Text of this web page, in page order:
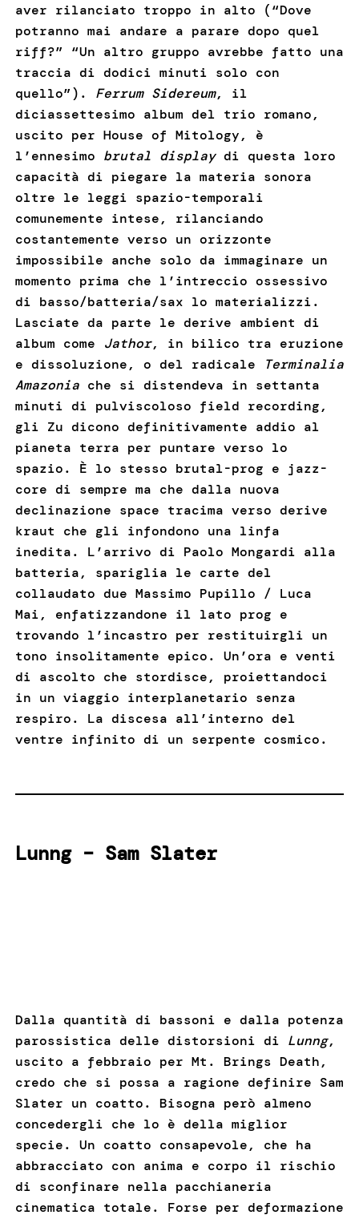
aver rilanciato troppo in alto (“Dove
potranno mai andare a parare dopo quel
riff?” “Un altro gruppo avrebbe fatto una
traccia di dodici minuti solo con
quello”). Ferrum Sidereum, il
diciassettesimo album del trio romano,
uscito per House of Mitology, è
l’ennesimo brutal display di questa loro
capacità di piegare la materia sonora
oltre le leggi spazio-temporali
comunemente intese, rilanciando
costantemente verso un orizzonte
impossibile anche solo da immaginare un
momento prima che l’intreccio ossessivo
di basso/batteria/sax lo materializzi.
Lasciate da parte le derive ambient di
album come
Jathor, in bilico tra eruzione
e dissoluzione, o del radicale
Terminalia
Amazoniache si distendeva in settanta
minuti di pulviscoloso field recording,
gli Zu dicono definitivamente addio al
pianeta terra per puntare verso lo
spazio. È lo stesso brutal-prog e jazz-
core di sempre ma che dalla nuova
declinazione space tracima verso derive
kraut che gli infondono una linfa
inedita. L’arrivo di Paolo Mongardi alla
batteria, spariglia le carte del
collaudato due Massimo Pupillo / Luca
Mai, enfatizzandone il lato prog e
trovando l’incastro per restituirgli un
tono insolitamente epico. Un’ora e venti
di ascolto che stordisce, proiettandoci
in un viaggio interplanetario senza
respiro. La discesa all’interno del
ventre infinito di un serpente cosmico.
Lunng – Sam Slater
Dalla quantità di bassoni e dalla potenza
parossistica delle distorsioni di Lunng,
uscito a febbraio per Mt. Brings Death,
credo che si possa a ragione definire Sam
Slater un coatto. Bisogna però almeno
concedergli che lo è della miglior
specie. Un coatto consapevole, che ha
abbracciato con anima e corpo il rischio
di sconfinare nella pacchianeria
cinematica totale. Forse per deformazione